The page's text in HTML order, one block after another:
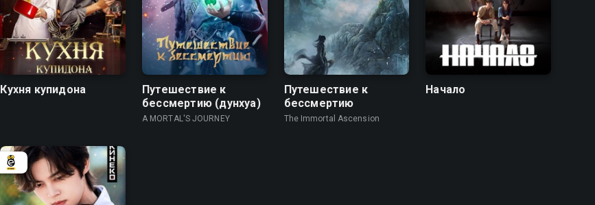
8.2 7.5
Кухня купидона
9.0 8.6
Путешествие к
бессмертию (дунхуа)
A MORTAL'S JOURNEY
8.7
Путешествие к
бессмертию
The Immortal Ascension
8.1 8.1
Начало